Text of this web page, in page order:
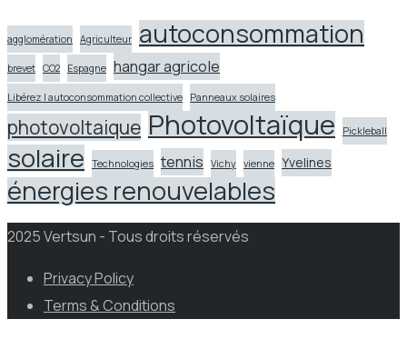
agglomération Agriculteur autoconsommation
brevet CO2 Espagne hangar agricole
Libérez l autoconsommation collective Panneaux solaires
photovoltaique Photovoltaïque Pickleball
solaire Technologies tennis Vichy vienne Yvelines
énergies renouvelables
2025 Vertsun - Tous droits réservés
Privacy Policy
Terms & Conditions